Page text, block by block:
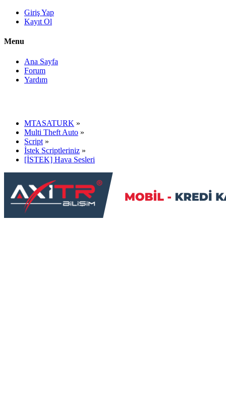
Giriş Yap
Kayıt Ol
Menu
Ana Sayfa
Forum
Yardım
MTASATURK »
Multi Theft Auto »
Script »
İstek Scriptleriniz »
[İSTEK] Hava Sesleri